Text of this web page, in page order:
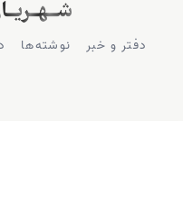
دفتر و خبر نوشته‌ها